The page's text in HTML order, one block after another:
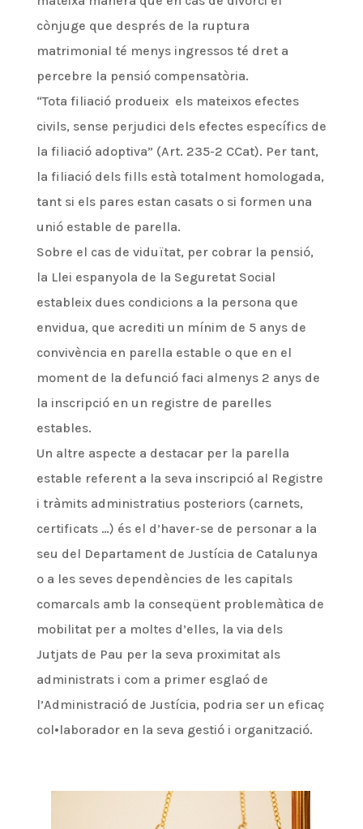
cònjuge que després de la ruptura
matrimonial té menys ingressos té dret a
percebre la pensió compensatòria.
“Tota filiació produeix els mateixos efectes
civils, sense perjudici dels efectes específics de
la filiació adoptiva” (Art. 235-2 CCat). Per tant,
la filiació dels fills està totalment homologada,
tant si els pares estan casats o si formen una
unió estable de parella.
Sobre el cas de viduïtat, per cobrar la pensió,
la Llei espanyola de la Seguretat Social
estableix dues condicions a la persona que
envidua, que acrediti un mínim de 5 anys de
convivència en parella estable o que en el
moment de la defunció faci almenys 2 anys de
la inscripció en un registre de parelles
estables.
Un altre aspecte a destacar per la parella
estable referent a la seva inscripció al Registre
i tràmits administratius posteriors (carnets,
certificats …) és el d’haver-se de personar a la
seu del Departament de Justícia de Catalunya
o a les seves dependències de les capitals
comarcals amb la conseqüent problemàtica de
mobilitat per a moltes d’elles, la via dels
Jutjats de Pau per la seva proximitat als
administrats i com a primer esglaó de
l’Administració de Justícia, podria ser un eficaç
col•laborador en la seva gestió i organització.